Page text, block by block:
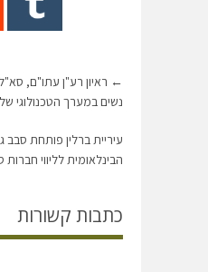
← ראיון רע"ן עתו"ם,
נשים במערך הטכנולוגי
עיריית ברלין פותחת סבב
הבינלאומית לליווי
כתבות קשורות